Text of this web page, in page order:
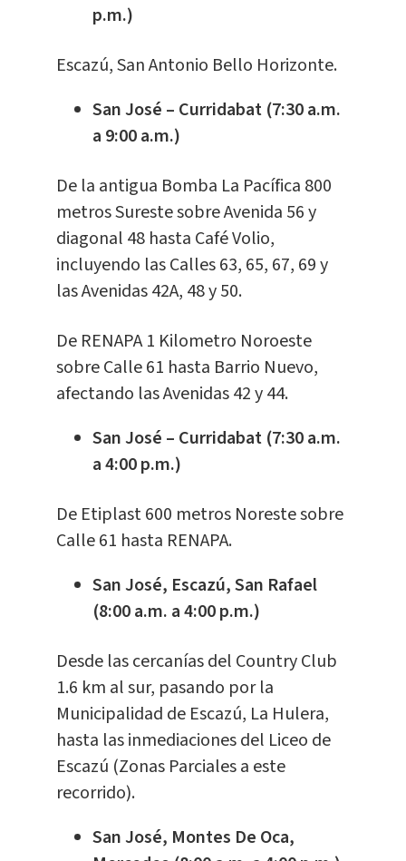
p.m.)
Escazú, San Antonio Bello Horizonte.
San José – Curridabat (7:30 a.m.
a 9:00 a.m.)
De la antigua Bomba La Pacífica 800
metros Sureste sobre Avenida 56 y
diagonal 48 hasta Café Volio,
incluyendo las Calles 63, 65, 67, 69 y
las Avenidas 42A, 48 y 50.
De RENAPA 1 Kilometro Noroeste
sobre Calle 61 hasta Barrio Nuevo,
afectando las Avenidas 42 y 44.
San José – Curridabat (7:30 a.m.
a 4:00 p.m.)
De Etiplast 600 metros Noreste sobre
Calle 61 hasta RENAPA.
San José, Escazú, San Rafael
(8:00 a.m. a 4:00 p.m.)
Desde las cercanías del Country Club
1.6 km al sur, pasando por la
Municipalidad de Escazú, La Hulera,
hasta las inmediaciones del Liceo de
Escazú (Zonas Parciales a este
recorrido).
San José, Montes De Oca,